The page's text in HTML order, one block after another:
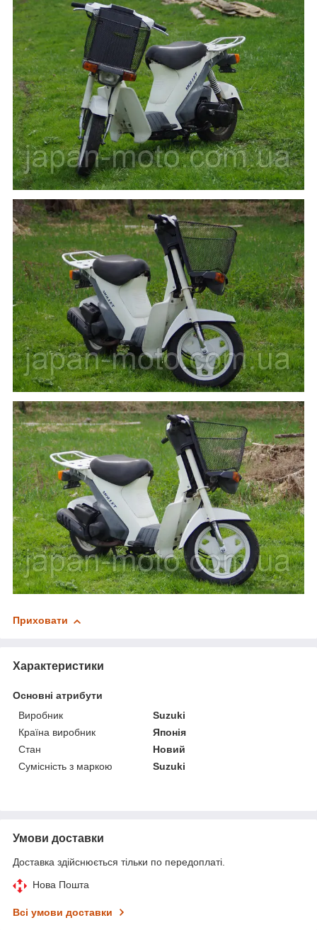
Приховати
Характеристики
Основні атрибути
Виробник
Suzuki
Країна виробник
Японія
Стан
Новий
Сумісність з маркою
Suzuki
Умови доставки
Доставка здійснюється тільки по передоплаті.
Нова Пошта
Всі умови доставки